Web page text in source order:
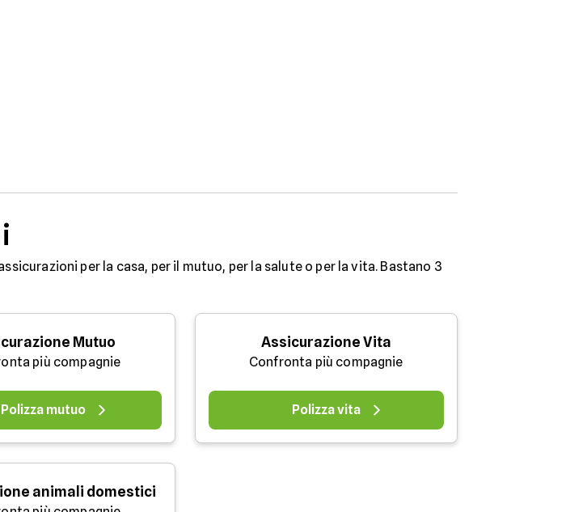
per la casa, per il mutuo, per la salute o per la vita. Bastano 3
Mutuo
più compagnie
Polizza mutuo
Assicurazione Vita
Confronta più compagnie
Polizza vita
animali domestici